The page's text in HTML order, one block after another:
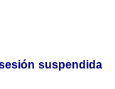
suspendida